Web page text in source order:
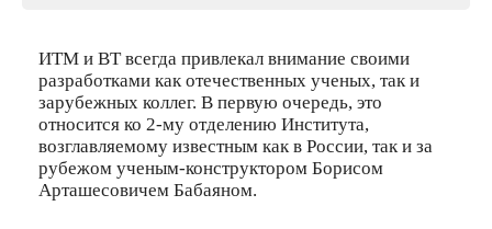
ИТМ и ВТ всегда привлекал внимание своими
разработками как отечественных ученых, так и
зарубежных коллег. В первую очередь, это
относится ко 2-му отделению Института,
возглавляемому известным как в России, так и за
рубежом ученым-конструктором Борисом
Арташесовичем Бабаяном.